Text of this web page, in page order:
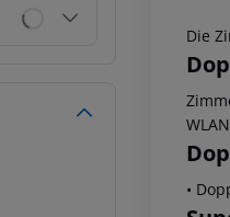
Die
WLAN
•